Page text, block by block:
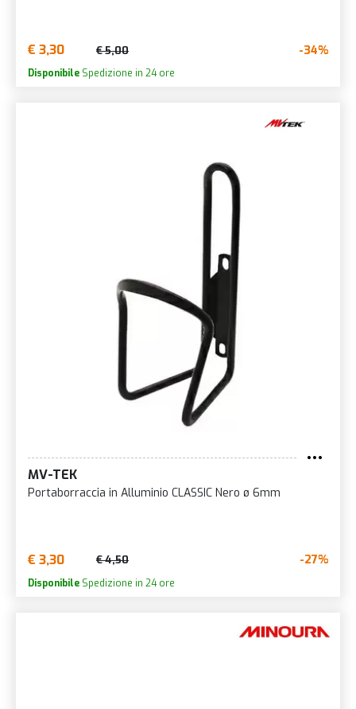
€ 3,30 € 5,00 -34%
Disponibile Spedizione in 24 ore
MV-TEK
Portaborraccia in Alluminio CLASSIC Nero ø 6mm
€ 3,30 € 4,50 -27%
Disponibile Spedizione in 24 ore